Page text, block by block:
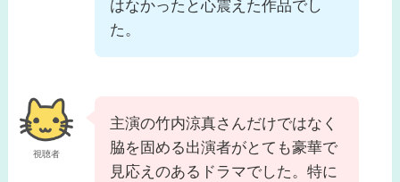
はなかったと心震えた作品でし
た。
視聴者
主演の竹内涼真さんだけではなく
脇を固める出演者がとても豪華で
見応えのあるドラマでした。特に